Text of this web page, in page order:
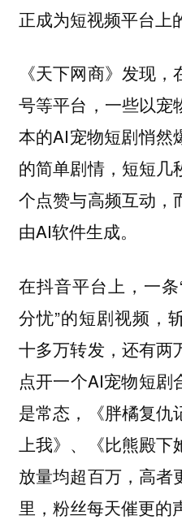
正成为短视频平台上
《天下网商》发现
号等平台，一些以宠
本的AI宠物短剧悄然
的简单剧情，短短几
个点赞与高频互动，
由AI软件生成。
在抖音平台上，一
分忧”的短剧视频，
十多万转发，还有两
点开一个AI宠物短
是常态，《胖橘复仇
上我》、《比熊殿
放量均超百万，高者
里，粉丝每天催更的